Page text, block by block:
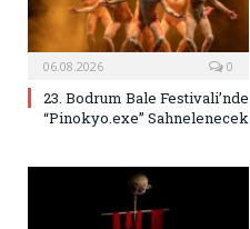
06.08.2026 0
23. Bodrum Bale Festivali’nde
“Pinokyo.exe” Sahnelenecek